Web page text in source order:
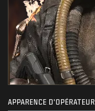
APPARENCE D'OPÉRATEUR